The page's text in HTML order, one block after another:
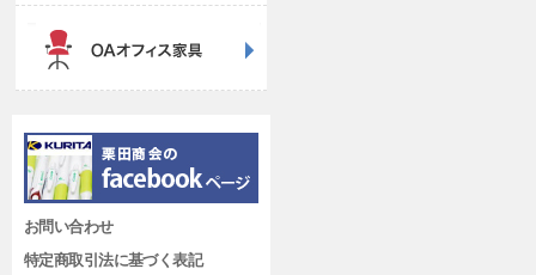
お問い合わせ
特定商取引法に基づく表記